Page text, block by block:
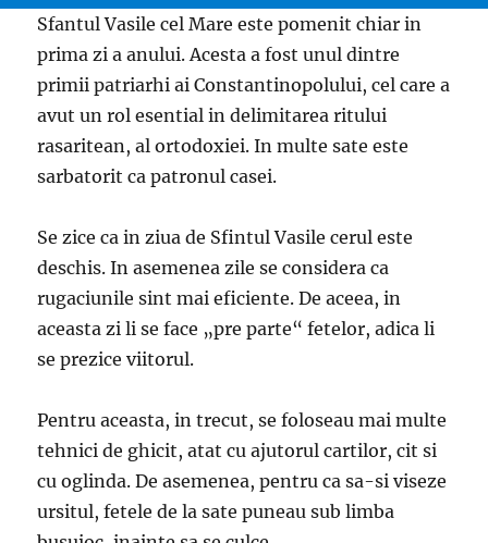
Sfantul Vasile cel Mare este pomenit chiar in
prima zi a anului. Acesta a fost unul dintre
primii patriarhi ai Constantinopolului, cel care a
avut un rol esential in delimitarea ritului
rasaritean, al ortodoxiei. In multe sate este
sarbatorit ca patronul casei.
Se zice ca in ziua de Sfintul Vasile cerul este
deschis. In asemenea zile se considera ca
rugaciunile sint mai eficiente. De aceea, in
aceasta zi li se face „pre parte“ fetelor, adica li
se prezice viitorul.
Pentru aceasta, in trecut, se foloseau mai multe
tehnici de ghicit, atat cu ajutorul cartilor, cit si
cu oglinda. De asemenea, pentru ca sa-si viseze
ursitul, fetele de la sate puneau sub limba